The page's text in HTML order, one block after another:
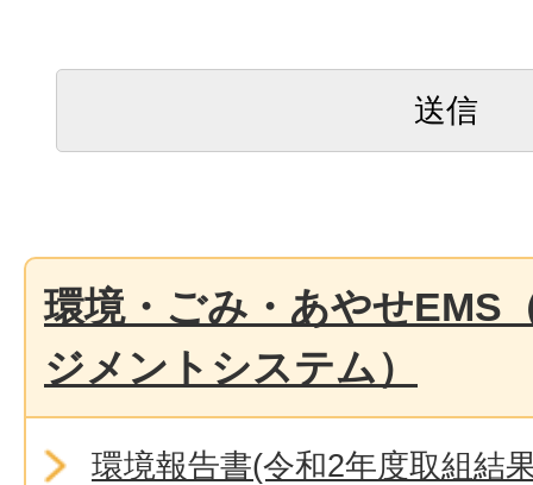
環境・ごみ・あやせEMS
ジメントシステム）
環境報告書(令和2年度取組結